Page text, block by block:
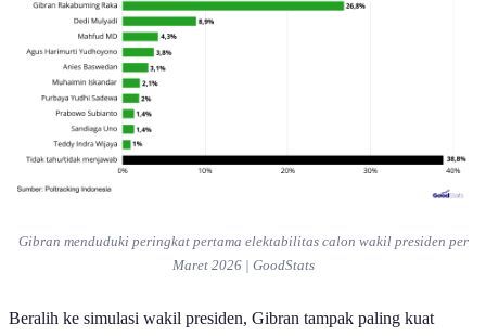
Gibran menduduki peringkat pertama elektabilitas calon wakil presiden per
Maret 2026 | GoodStats
Beralih ke simulasi wakil presiden, Gibran tampak paling kuat